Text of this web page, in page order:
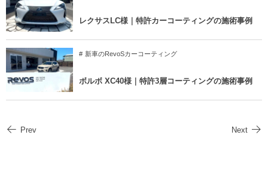
レクサスLC様｜特許カーコーティングの施術事例
新車のRevoSカーコーティング
ボルボ XC40様｜特許3層コーティングの施術事例
Prev Next